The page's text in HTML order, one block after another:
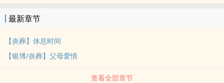
最新章节
【炎葬】休息时间
【银博/炎葬】父母爱情
查看全部章节